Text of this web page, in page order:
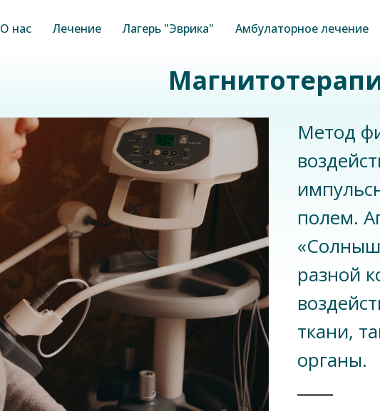
О нас Лечение Лагерь "Эврика" Амбулаторное лечение
Метод
полем.
разной
ткани,
органы.